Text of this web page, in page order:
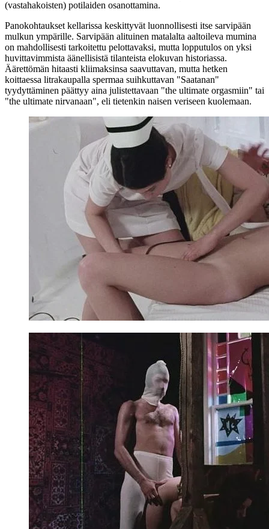
(vastahakoisten) potilaiden osanottamina.
Panokohtaukset kellarissa keskittyvät luonnollisesti itse sarvipään
mulkun ympärille. Sarvipään alituinen matalalta aaltoileva mumina
on mahdollisesti tarkoitettu pelottavaksi, mutta lopputulos on yksi
huvittavimmista äänellisistä tilanteista elokuvan historiassa.
Äärettömän hitaasti kliimaksinsa saavuttavan, mutta hetken
koittaessa litrakaupalla spermaa suihkuttavan "Saatanan"
tyydyttäminen päättyy aina julistettavaan "the ultimate orgasmiin" tai
"the ultimate nirvanaan", eli tietenkin naisen veriseen kuolemaan.